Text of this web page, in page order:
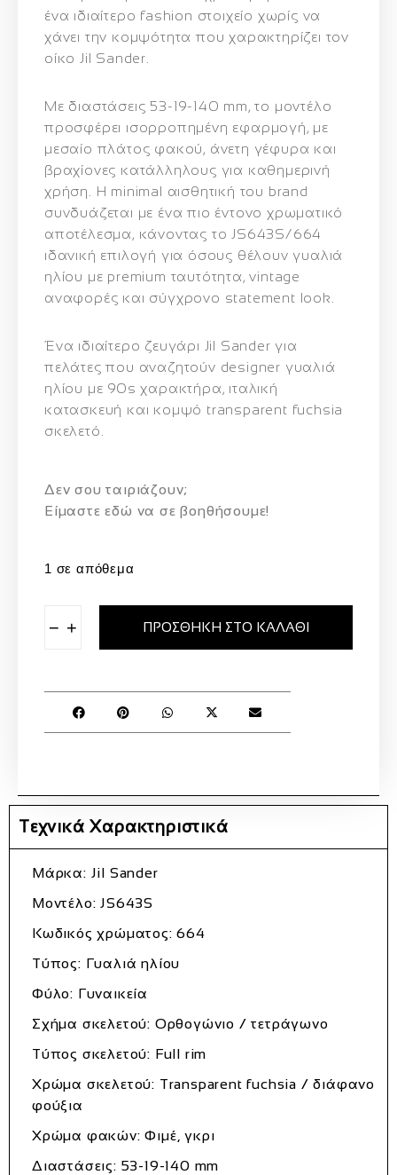
ένα ιδιαίτερο fashion στοιχείο χωρίς να
χάνει την κομψότητα που χαρακτηρίζει τον
οίκο Jil Sander.
Με διαστάσεις 53-19-140 mm, το μοντέλο
προσφέρει ισορροπημένη εφαρμογή, με
μεσαίο πλάτος φακού, άνετη γέφυρα και
βραχίονες κατάλληλους για καθημερινή
χρήση. Η minimal αισθητική του brand
συνδυάζεται με ένα πιο έντονο χρωματικό
αποτέλεσμα, κάνοντας το JS643S/664
ιδανική επιλογή για όσους θέλουν γυαλιά
ηλίου με premium ταυτότητα, vintage
αναφορές και σύγχρονο statement look.
Ένα ιδιαίτερο ζευγάρι Jil Sander για
πελάτες που αναζητούν designer γυαλιά
ηλίου με 90s χαρακτήρα, ιταλική
κατασκευή και κομψό transparent fuchsia
σκελετό.
Δεν σου ταιριάζουν;
Eίμαστε εδώ να σε βοηθήσουμε!
1 σε απόθεμα
− + ΠΡΟΣΘΉΚΗ ΣΤΟ ΚΑΛΆΘΙ
Τεχνικά Χαρακτηριστικά
Μάρκα: Jil Sander
Μοντέλο: JS643S
Κωδικός χρώματος: 664
Τύπος: Γυαλιά ηλίου
Φύλο: Γυναικεία
Σχήμα σκελετού: Ορθογώνιο / τετράγωνο
Τύπος σκελετού: Full rim
Χρώμα σκελετού: Transparent fuchsia / διάφανο
φούξια
Χρώμα φακών: Φιμέ, γκρι
Διαστάσεις: 53-19-140 mm